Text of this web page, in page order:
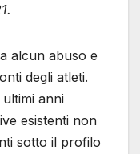
alcun abuso e
degli atleti.
anni
esistenti non
sotto il profilo